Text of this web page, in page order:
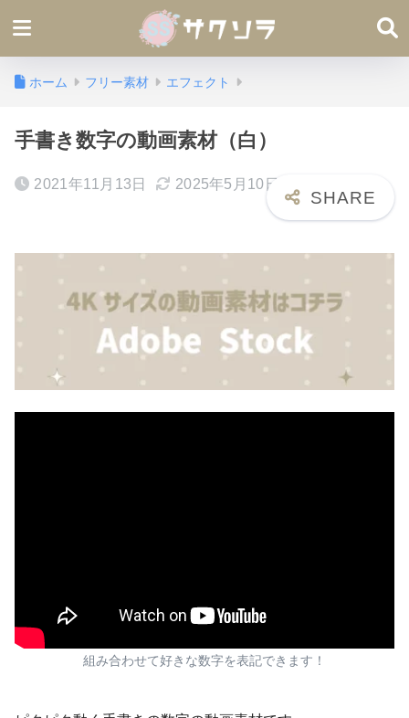
ホーム フリー素材 エフェクト
手書き数字の動画素材（白）
2021年11月13日 2025年5月10日
組み合わせて好きな数字を表記できます！